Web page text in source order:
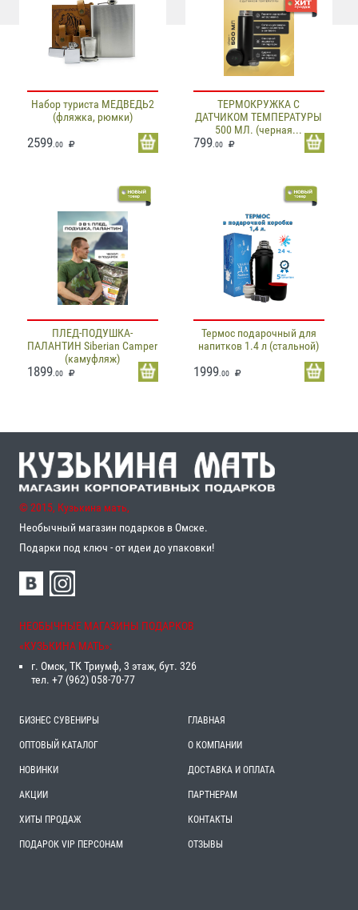
Набор туриста МЕДВЕДЬ2
(фляжка, рюмки)
2599 .00
ТЕРМОКРУЖКА С
ДАТЧИКОМ ТЕМПЕРАТУРЫ
500 МЛ. (черная...
799.00
ПЛЕД-ПОДУШКА-
ПАЛАНТИН Siberian Camper
(камуфляж)
1899 .00
Термос подарочный для
напитков 1.4 л (стальной)
1999.00
© 2015, Кузькина мать,
Необычный магазин подарков в Омске.
Подарки под ключ - от идеи до упаковки!
НЕОБЫЧНЫЕ МАГАЗИНЫ ПОДАРКОВ
«‎КУЗЬКИНА МАТЬ»‎:
г. Омск, ТК Триумф, 3 этаж, бут. 326
тел. +7 (962) 058-70-77
БИЗНЕС СУВЕНИРЫ
ОПТОВЫЙ КАТАЛОГ
НОВИНКИ
АКЦИИ
ХИТЫ ПРОДАЖ
ПОДАРОК VIP ПЕРСОНАМ
ГЛАВНАЯ
О КОМПАНИИ
ДОСТАВКА И ОПЛАТА
ПАРТНЕРАМ
КОНТАКТЫ
ОТЗЫВЫ